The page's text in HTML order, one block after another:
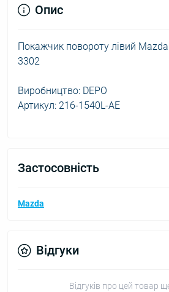
Опис
Покажчик повороту лівий
3302
Виробництво: DEPO
Артикул: 216-1540L-AE
Застосовність
Mazda
Відгуки
Відгуків про цей товар